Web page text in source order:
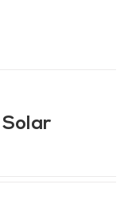
Solar